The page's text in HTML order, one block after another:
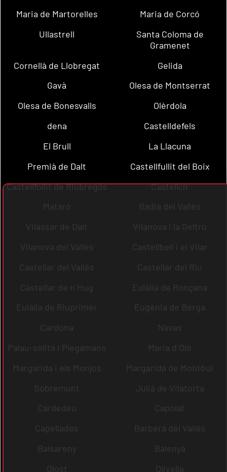
Maria de Martorelles
Maria de Corcó
Ullastrell
Santa Coloma de
Gramenet
Cornellà de Llobregat
Gelida
Gavà
Olesa de Montserrat
Olesa de Bonesvalls
Olèrdola
dena
Castelldefels
El Brull
La Llacuna
Premià de Dalt
Castellfullit del Boix
Castellfollit de Riubregós
Castellcir
Mataró
Badia del Vallès
Vilassar de Dalt
Vilanova i la Geltrú
Vilanova del Vallès
Castellbell i el Vilar
Castellar del Vallès
Castellar del Riu
Castellar de n´Hug
Eulàlia de Ronçana
Eulàlia de Riuprimer
Eugènia de Berga
Cardona
Navas
Palau-solità i Plegamans
Maria d´Oló
Margarida i els Monjos
Margarida de Montbui
Sobremunt
Julià de Vilatorta
Cardedeu
Capolat
Capellades
Barberà del Vallès
Balsareny
Balenyà
Olost
Olivella